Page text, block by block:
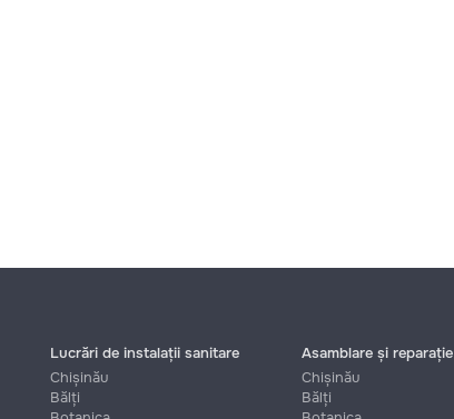
Lucrări de instalații sanitare
Chișinău
Bălți
Asamblare și
Chișinău
Bălți